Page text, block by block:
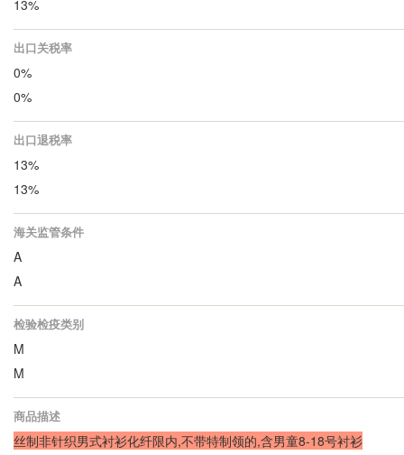
13%
出口关税率
0%
0%
出口退税率
13%
13%
海关监管条件
A
A
检验检疫类别
M
M
商品描述
丝制非针织男式衬衫化纤限内,不带特制领的,含男童8-18号衬衫